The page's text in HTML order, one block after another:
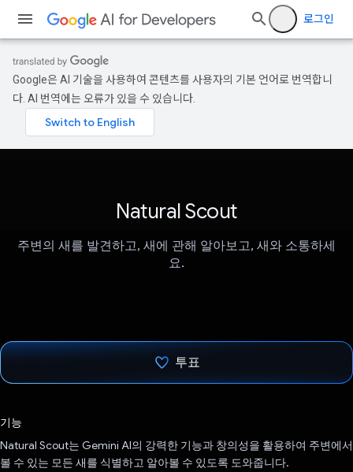
로그인
Google은 AI 기술을 사용하여 콘텐츠를 사용자의 기본 언어로 번역합니
다. AI 번역에는 오류가 있을 수 있습니다.
Natural Scout
주변의 새를 발견하고, 새에 관해 알아보고, 새와 소통하세
요.
투표
기능
Natural Scout는 Gemini AI의 강력한 기능과 창의성을 활용하여 주변에서
볼 수 있는 모든 새를 식별하고 알아볼 수 있도록 도와줍니다.